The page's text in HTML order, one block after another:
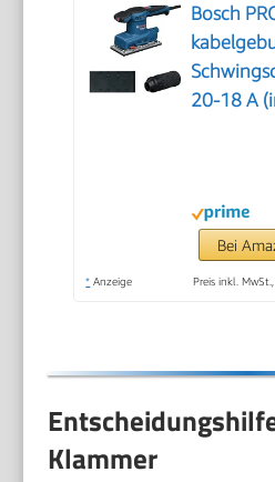
Bosch
20-18 A
Bei
* Anzeige Preis inkl.
Klammer